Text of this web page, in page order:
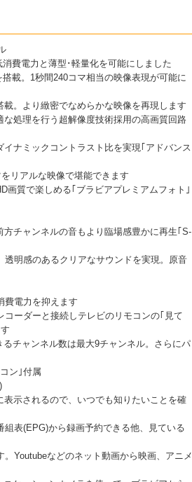
費電力と薄型･軽量化を可能にしました
載。1秒間240コマ相当の映像表現が可能に
。より緻密でなめらかな映像を再現します
処理を行う超解像度技術採用の高画質回路
ナミックコントラスト比を実現｢アドバンス
リアルな映像で堪能できます
画質で楽しめる｢ブラビアプレミアムフォト｣
チャンネルの音もより臨場感豊かに再生｢S-
明感のあるクリアなサウンドを実現。原音
費電力を抑えます
ーダーと接続しテレビのリモコンの｢見て
チャンネル数は最大9チャンネル。さらにパ
ン｣付属
示されるので、いつでも知りたいことを確
表(EPG)から録画予約できる他、見ている
Youtubeなどのネット動画から映画、アニメ